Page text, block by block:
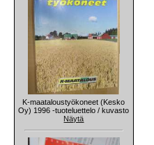
K-maataloustyökoneet (Kesko
Oy) 1996 -tuoteluettelo / kuvasto
Näytä